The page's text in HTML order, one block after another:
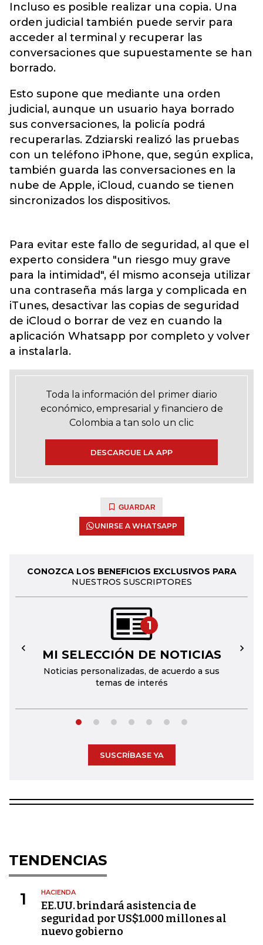
Incluso es posible realizar una copia. Una
orden judicial también puede servir para
acceder al terminal y recuperar las
conversaciones que supuestamente se han
borrado.
Esto supone que mediante una orden
judicial, aunque un usuario haya borrado
sus conversaciones, la policía podrá
recuperarlas. Zdziarski realizó las pruebas
con un teléfono iPhone, que, según explica,
también guarda las conversaciones en la
nube de Apple, iCloud, cuando se tienen
sincronizados los dispositivos.
Para evitar este fallo de seguridad, al que el
experto considera "un riesgo muy grave
para la intimidad", él mismo aconseja utilizar
una contraseña más larga y complicada en
iTunes, desactivar las copias de seguridad
de iCloud o borrar de vez en cuando la
aplicación Whatsapp por completo y volver
a instalarla.
Toda la información del primer diario
económico, empresarial y financiero de
Colombia a tan solo un clic
DESCARGUE LA APP
GUARDAR
UNIRSE A WHATSAPP
CONOZCA LOS BENEFICIOS EXCLUSIVOS PARA
NUESTROS SUSCRIPTORES
1
MI SELECCIÓN DE NOTICIAS
Noticias personalizadas, de acuerdo a sus
temas de interés
← →
SUSCRÍBASE YA
TENDENCIAS
1 HACIENDA
EE.UU. brindará asistencia de
seguridad por US$1.000 millones al
nuevo gobierno